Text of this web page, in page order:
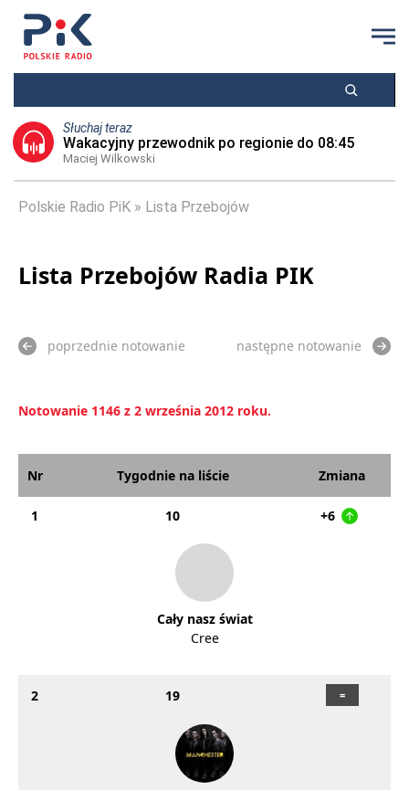
Słuchaj teraz
Wakacyjny przewodnik po regionie do 08:45
Maciej Wilkowski
Polskie Radio PiK Lista Przebojów
Lista Przebojów Radia PIK
poprzednie notowanie następne notowanie
Notowanie 1146 z 2 września 2012 roku.
Nr Tygodnie na liście Zmiana
1 10 +6
Cały nasz świat
Cree
2 19